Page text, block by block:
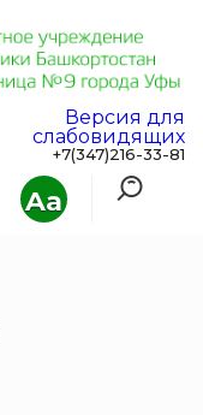
Aa
Версия для
слабовидящих
+7(347)216-33-81